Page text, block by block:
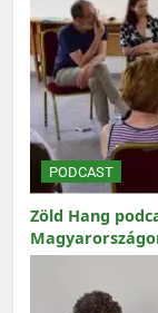
PODCAST
Zöld Hang